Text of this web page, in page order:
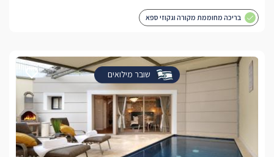
בריכה מחוממת מקורה וגקוזי ספא
שובר מילואים